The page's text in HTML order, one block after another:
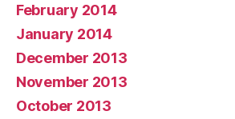
February 2014
January 2014
December 2013
November 2013
October 2013